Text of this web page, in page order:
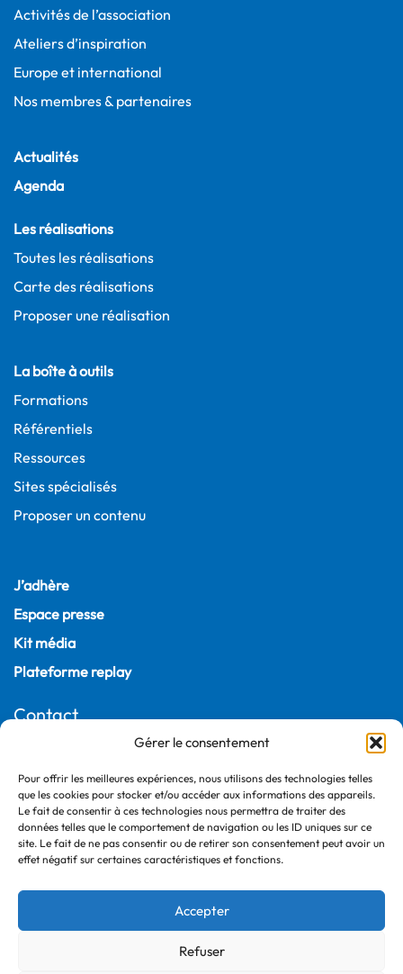
Gérer le consentement
Pour offrir les meilleures expériences, nous utilisons des technologies telles
que les cookies pour stocker et/ou accéder aux informations des appareils.
Le fait de consentir à ces technologies nous permettra de traiter des
données telles que le comportement de navigation ou les ID uniques sur ce
site. Le fait de ne pas consentir ou de retirer son consentement peut avoir un
effet négatif sur certaines caractéristiques et fonctions.
Accepter
Refuser
Activités de l’association
Ateliers d’inspiration
Europe et international
Nos membres & partenaires
Actualités
Agenda
Les réalisations
Toutes les réalisations
Carte des réalisations
Proposer une réalisation
La boîte à outils
Formations
Référentiels
Ressources
Sites spécialisés
Proposer un contenu
J’adhère
Espace presse
Kit média
Plateforme replay
Contact
75009 Paris – France
+33 (0)1 55 04 05 03
©2026 France Ville Durable